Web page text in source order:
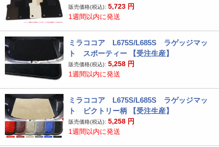
販売価格(税込): 5,723 円
1週間以内に発送
ミラココア L675S/L685S ラゲッジマッ
ト スポーティー 【受注生産】
販売価格(税込): 5,258 円
1週間以内に発送
ミラココア L675S/L685S ラゲッジマッ
ト ビクトリー柄 【受注生産】
販売価格(税込): 5,258 円
1週間以内に発送